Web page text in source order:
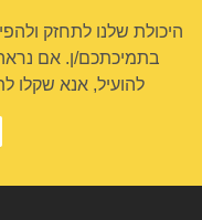
היכולת שלנו לתחזק
בתמיכתכם/ן. אם נראה
להועיל, אנא שקלו